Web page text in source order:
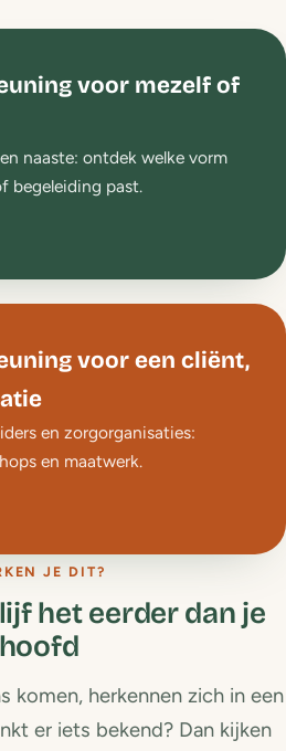
voor mezelf of
naaste: ontdek welke vorm
begeleiding past.
voor een cliënt,
en zorgorganisaties:
en maatwerk.
JE DIT?
het eerder dan je
hoofd
komen, herkennen zich in een
er iets bekend? Dan kijken